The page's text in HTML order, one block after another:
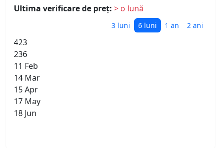
Ultima verificare de preț: > o lună
3 luni 6 luni 1 an 2 ani
423
236
11 Feb
14 Mar
15 Apr
17 May
18 Jun